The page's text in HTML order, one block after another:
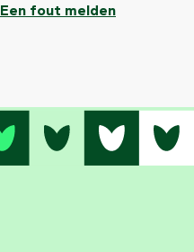
Een fout melden